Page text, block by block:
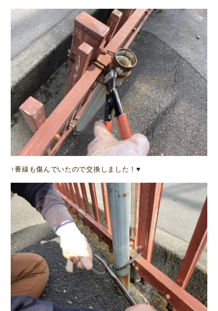
↑番線も傷んでいたので交換しました！♥️